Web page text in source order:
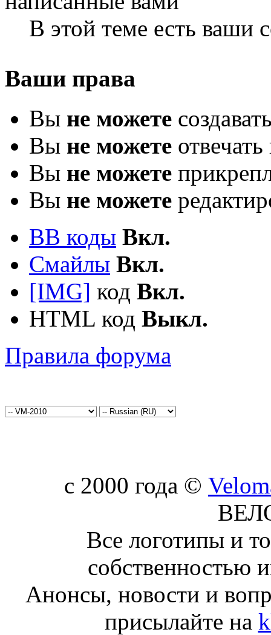
В этой теме есть ваши
Ваши права
Вы не можете
Вы не можете
Вы не можете
Вы не можете
BB коды Вкл.
Смайлы Вкл.
[IMG] код Вкл.
HTML код Выкл.
Правила форума
c 2000 года ©
Все логотипы и
собственностью
Анонсы, новости и
присылайте на